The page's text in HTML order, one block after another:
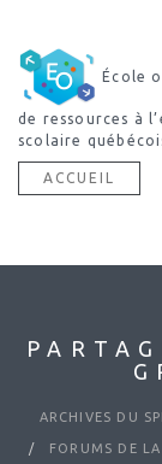
École
de ressources à
scolaire
ACCUEIL
ARCHIVES DU
FORUMS DE